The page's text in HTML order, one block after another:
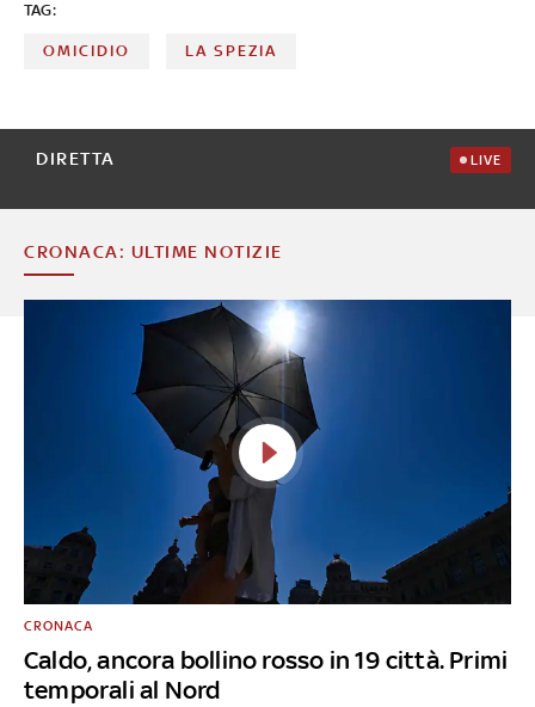
TAG:
OMICIDIO LA SPEZIA
DIRETTA LIVE
CRONACA: ULTIME NOTIZIE
Caldo, ancora bollino rosso in 19 città. Primi
temporali al Nord
CRONACA